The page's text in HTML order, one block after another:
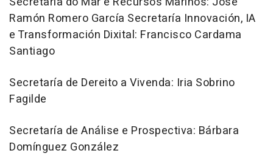
Ramón Romero García Secretaría Innovación, IA
e Transformación Dixital: Francisco Cardama
Santiago
Secretaría de Dereito a Vivenda: Iria Sobrino
Fagilde
Secretaría de Análise e Prospectiva: Bárbara
Domínguez González